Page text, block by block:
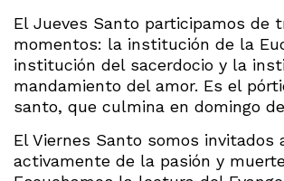
El Jueves Santo participamos de
momentos: la institución de la
institución del sacerdocio y la
mandamiento del amor. Es el
santo, que culmina en domingo
El Viernes Santo somos invitados
activamente de la pasión y